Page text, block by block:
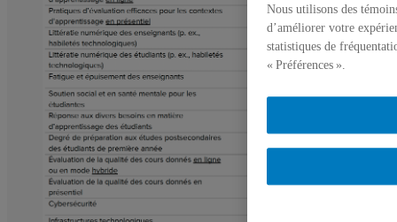
Nous utilisons des
d’améliorer votre
statistiques de
« Préférences ».